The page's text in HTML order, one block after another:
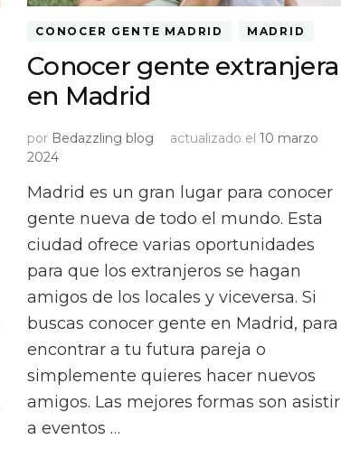
CONOCER GENTE MADRID MADRID
Conocer gente extranjera
en Madrid
por Bedazzling blog actualizado el 10 marzo
2024
Madrid es un gran lugar para conocer
gente nueva de todo el mundo. Esta
ciudad ofrece varias oportunidades
para que los extranjeros se hagan
amigos de los locales y viceversa. Si
buscas conocer gente en Madrid, para
encontrar a tu futura pareja o
simplemente quieres hacer nuevos
amigos. Las mejores formas son asistir
a eventos …